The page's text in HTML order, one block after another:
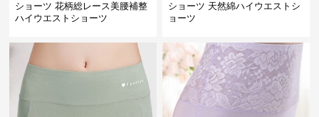
ショーツ 花柄総レース美腰補整
ハイウエストショーツ
ショーツ 天然綿ハイウエストシ
ョーツ